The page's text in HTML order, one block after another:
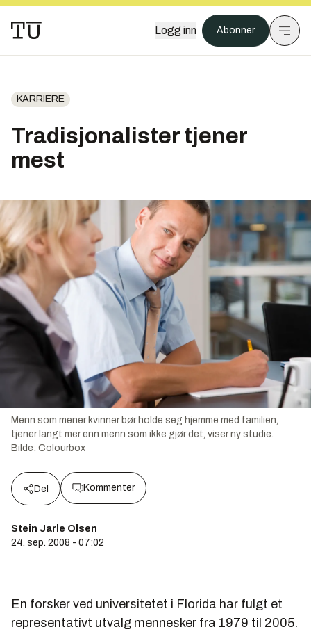
Logg inn Abonner
KARRIERE
Tradisjonalister tjener
mest
Menn som mener kvinner bør holde seg hjemme med familien,
tjener langt mer enn menn som ikke gjør det, viser ny studie.
Bilde: Colourbox
Del Kommenter
Stein Jarle Olsen
24. sep. 2008 - 07:02
En forsker ved universitetet i Florida har fulgt et
representativt utvalg mennesker fra 1979 til 2005.